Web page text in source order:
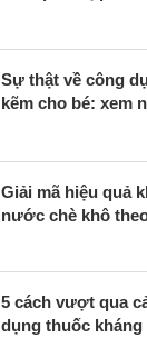
Sự thật về công
kẽm cho bé: xem
Giải mã hiệu quả
nước chè khô
5 cách vượt qua
dụng thuốc kháng